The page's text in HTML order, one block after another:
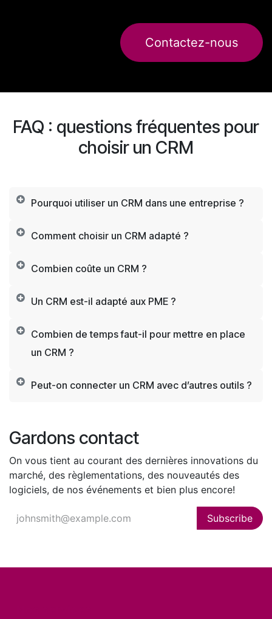
Contactez-nous
FAQ : questions fréquentes pour
choisir un CRM
Pourquoi utiliser un CRM dans une entreprise ?
Comment choisir un CRM adapté ?
Combien coûte un CRM ?
Un CRM est-il adapté aux PME ?
Combien de temps faut-il pour mettre en place
un CRM ?
Peut-on connecter un CRM avec d’autres outils ?
Gardons contact
On vous tient au courant des dernières innovations du
marché, des règlementations, des nouveautés des
logiciels, de nos événements et bien plus encore!
Subscribe